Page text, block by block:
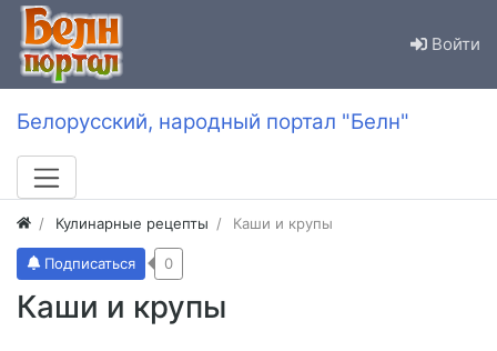
Войти
Белорусский, народный портал "Белн"
Кулинарные рецепты Каши и крупы
Каши и крупы
Подписаться 0